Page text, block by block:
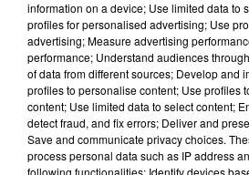
DERNIERS TITRES
information on a device; Use limited data to
profiles for personalised advertising; Use
advertising; Measure advertising
performance; Understand audiences
of data from different sources; Develop and
profiles to personalise content; Use profiles
content; Use limited data to select content;
detect fraud, and fix errors; Deliver and
Save and communicate privacy choices.
process personal data such as IP address
following functionalities: Identify devices